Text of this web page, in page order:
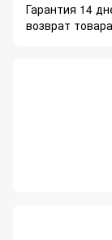
Гарантия 14
возврат